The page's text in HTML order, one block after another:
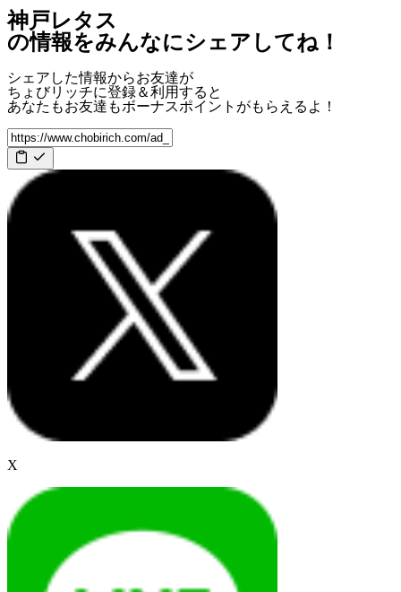
神戸レタス
の情報をみんなにシェアしてね！
シェアした情報からお友達が
ちょびリッチに登録＆利用すると
あなたもお友達もボーナスポイント がもらえるよ！
X